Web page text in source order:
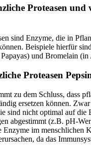
Proteasen und
sind Enzyme, die in
Beispiele hierfür
und Bromelain (in
Proteasen
zu dem Schluss, dass
ersetzen können.
sind nicht optimal auf die
abgestimmt (z.B. pH-
Enzyme im menschlichen
da das